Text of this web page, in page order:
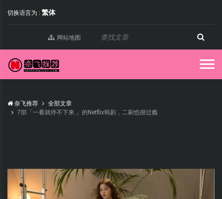
切换语言为 : 繁体
网站地图
奈飞推荐
全部文章
7部「一看就停不下来 」的Netflix韩剧，二刷也很过瘾